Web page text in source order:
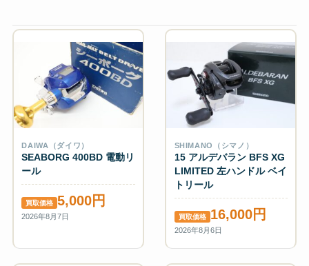
DAIWA（ダイワ）
SEABORG 400BD 電動リ
ール
買取価格 5,000円
2026年8月7日
SHIMANO（シマノ）
15 アルデバラン BFS XG
LIMITED 左ハンドル ベイ
トリール
買取価格 16,000円
2026年8月6日